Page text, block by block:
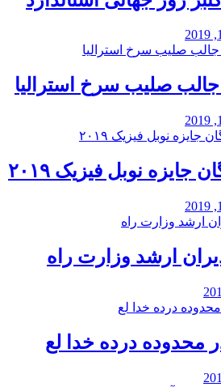
جالب صلیب سرخ استرالیا
جایزه نوبل فیزیک ۲۰۱۹
ارشد وزارت راه
محدوده درده خدا لع